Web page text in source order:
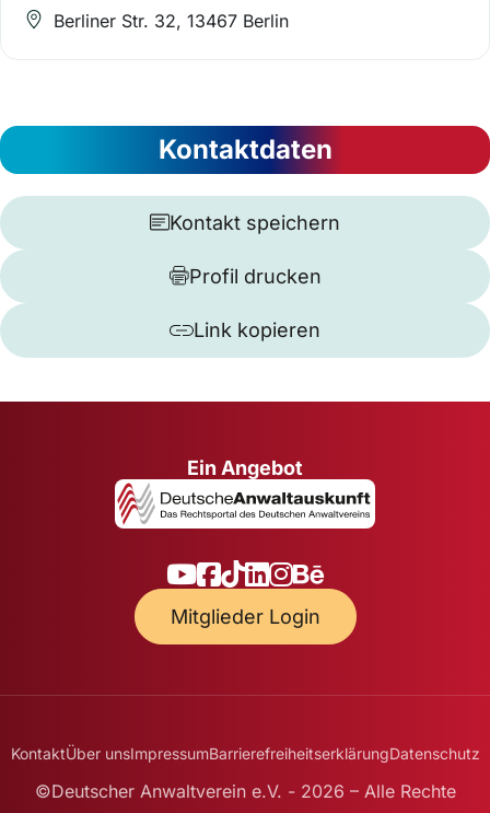
Berliner Str. 32, 13467 Berlin
Kontaktdaten
Kontakt speichern
Profil drucken
Link kopieren
Ein Angebot
Mitglieder Login
KontaktÜber unsImpressumBarrierefreiheitserklärungDatenschutz
©Deutscher Anwaltverein e.V. - 2026 – Alle Rechte